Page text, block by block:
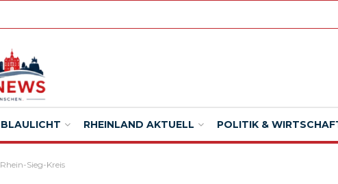
BLAULICHT RHEINLAND AKTUELL POLITIK &
Rhein-Sieg-Kreis